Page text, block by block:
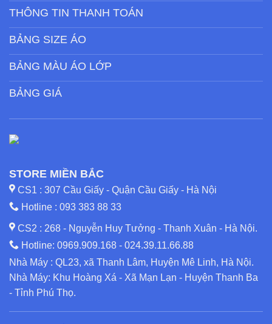
THÔNG TIN THANH TOÁN
BẢNG SIZE ÁO
BẢNG MÀU ÁO LỚP
BẢNG GIÁ
STORE MIỀN BẮC
CS1 : 307 Cầu Giấy - Quận Cầu Giấy - Hà Nội
Hotline : 093 383 88 33
CS2 : 268 - Nguyễn Huy Tưởng - Thanh Xuân - Hà Nội.
Hotline: 0969.909.168 - 024.39.11.66.88
Nhà Máy : QL23, xã Thanh Lâm, Huyện Mê Linh, Hà Nội.
Nhà Máy: Khu Hoàng Xá - Xã Mạn Lạn - Huyện Thanh Ba
- Tỉnh Phú Thọ.